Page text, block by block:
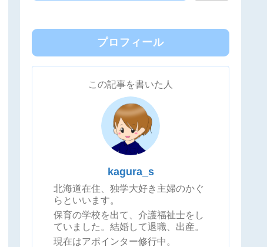
プロフィール
この記事を書いた人
kagura_s
北海道在住、独学大好き主婦のかぐ
らといいます。
保育の学校を出て、介護福祉士をし
ていました。結婚して退職、出産。
現在はアポインター修行中。